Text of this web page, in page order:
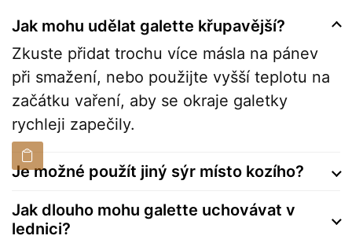
Jak mohu udělat galette křupavější?
Zkuste přidat trochu více másla na pánev
při smažení, nebo použijte vyšší teplotu na
začátku vaření, aby se okraje galetky
rychleji zapečily.
Je možné použít jiný sýr místo kozího?
Jak dlouho mohu galette uchovávat v
lednici?